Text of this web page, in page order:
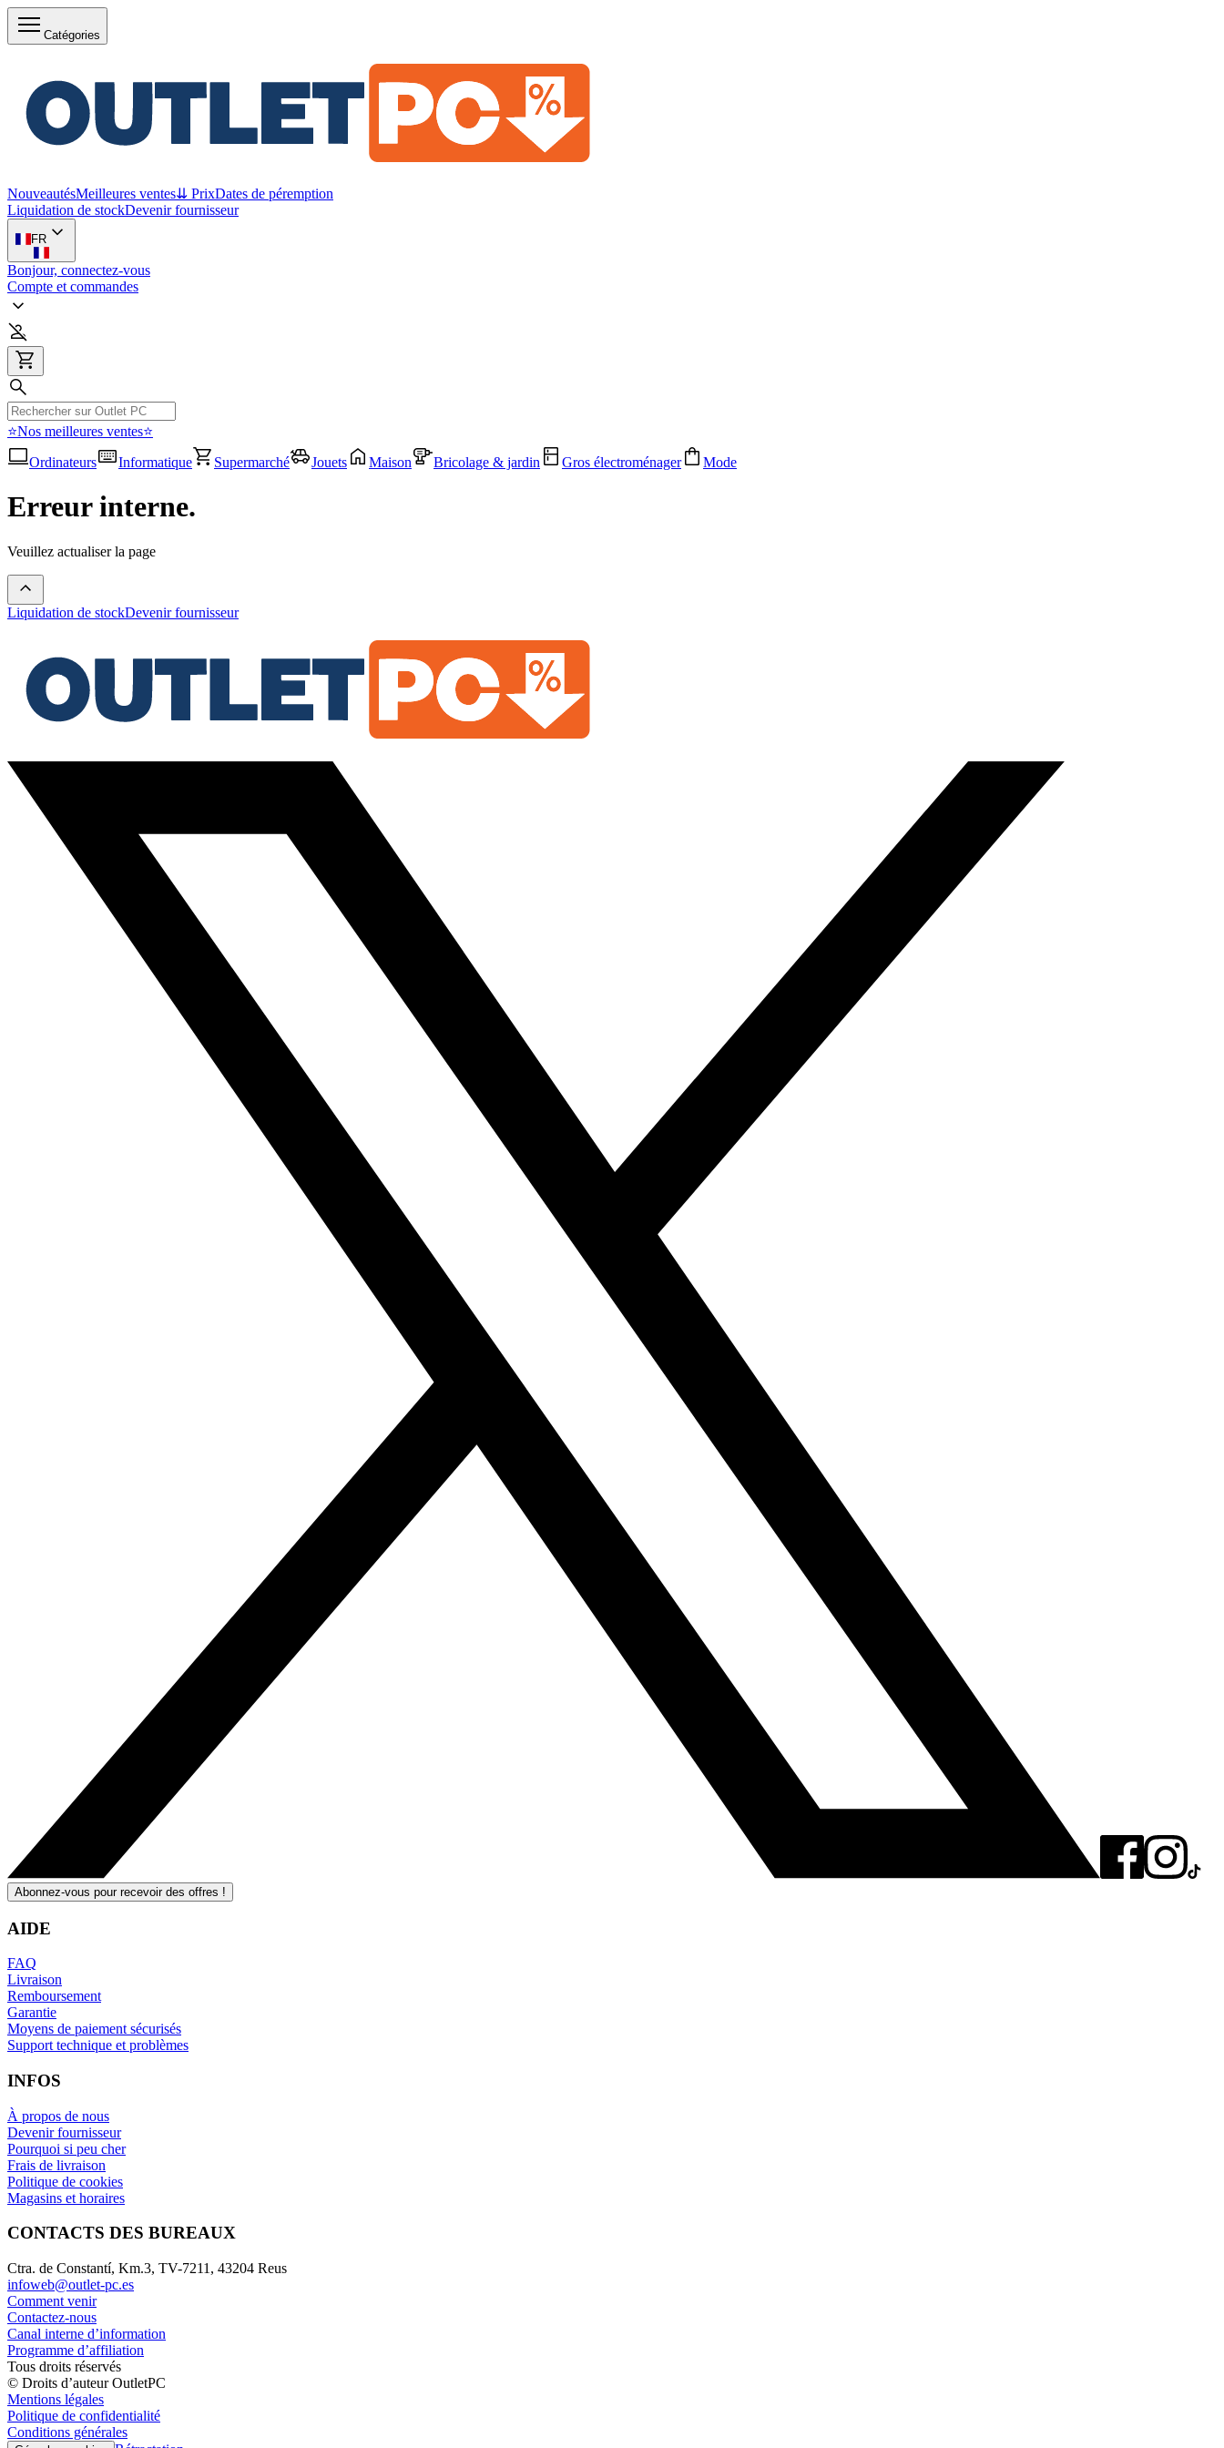
Catégories
NouveautésMeilleures ventes⇊ PrixDates de péremption
Liquidation de stockDevenir fournisseur
FR
Bonjour, connectez-vous
Compte et commandes
⭐Nos meilleures ventes⭐
Ordinateurs
Informatique Supermarché Jouets Maison Bricolage & jardin Gros électroménager Mode
Erreur interne.
Veuillez actualiser la page
Liquidation de stockDevenir fournisseur
Abonnez-vous pour recevoir des offres !
AIDE
FAQ
Livraison
Remboursement
Garantie
Moyens de paiement sécurisés
Support technique et problèmes
INFOS
À propos de nous
Devenir fournisseur
Pourquoi si peu cher
Frais de livraison
Politique de cookies
Magasins et horaires
CONTACTS DES BUREAUX
Ctra. de Constantí, Km.3, TV-7211, 43204 Reus
infoweb@outlet-pc.es
Comment venir
Contactez-nous
Canal interne d’information
Programme d’affiliation
Tous droits réservés
© Droits d’auteur OutletPC
Mentions légales
Politique de confidentialité
Conditions générales